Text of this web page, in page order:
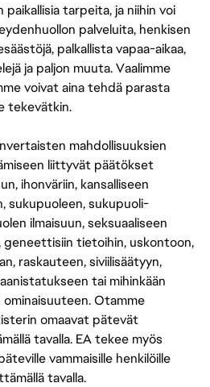
paikallisia tarpeita, ja niihin voi
palveluita, henkisen
palkallista vapaa-aikaa,
ja paljon muuta. Vaalimme
voivat aina tehdä parasta
tekevätkin.
mahdollisuuksien
liittyvät päätökset
ihonväriin, kansalliseen
sukupuoleen, sukupuoli-
ilmaisuun, seksuaaliseen
geneettisiin tietoihin, uskontoon,
raskauteen, siviilisäätyyn,
tai mihinkään
ominaisuuteen. Otamme
omaavat pätevät
tavalla. EA tekee myös
vammaisille henkilöille
tavalla.